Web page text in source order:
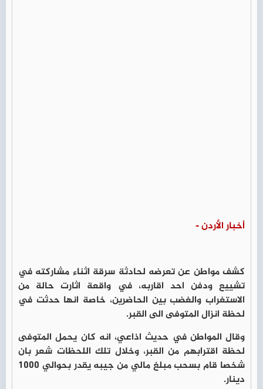
أخبار الأردن -
كشف مواطن عن تعرضه لحادثة سرقة اثناء مشاركته في
تشييع ودفن احد اقاربه، في واقعة اثارت حالة من
الاستغراب والغضب بين الحاضرين، خاصة انها حدثت في
لحظة انزال المتوفى الى القبر.
وقال المواطن في حديث اذاعي، انه كان يحمل المتوفى
لحظة اقترابهم من القبر، وخلال تلك اللحظات شعر بان
شخصا قام بسحب مبلغ مالي من جيبه يقدر بحوالي 1000
دينار.